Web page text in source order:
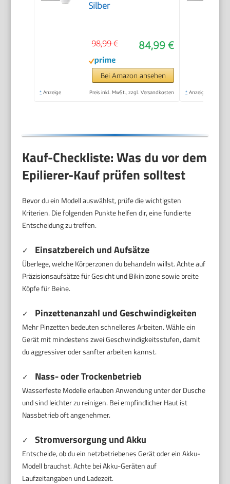
Silber
84,99 €
98,99 €
Bei Amazon ansehen
* Anzeige Preis inkl. MwSt., zzgl. Versandkosten * Anzeige
Kauf-Checkliste: Was du vor dem
Epilierer-Kauf prüfen solltest
Bevor du ein Modell auswählst, prüfe die wichtigsten
Kriterien. Die folgenden Punkte helfen dir, eine fundierte
Entscheidung zu treffen.
✓ Einsatzbereich und Aufsätze
Überlege, welche Körperzonen du behandeln willst. Achte auf
Präzisionsaufsätze für Gesicht und Bikinizone sowie breite
Köpfe für Beine.
✓ Pinzettenanzahl und Geschwindigkeiten
Mehr Pinzetten bedeuten schnelleres Arbeiten. Wähle ein
Gerät mit mindestens zwei Geschwindigkeitsstufen, damit
du aggressiver oder sanfter arbeiten kannst.
✓ Nass- oder Trockenbetrieb
Wasserfeste Modelle erlauben Anwendung unter der Dusche
und sind leichter zu reinigen. Bei empfindlicher Haut ist
Nassbetrieb oft angenehmer.
✓ Stromversorgung und Akku
Entscheide, ob du ein netzbetriebenes Gerät oder ein Akku-
Modell brauchst. Achte bei Akku-Geräten auf
Laufzeitangaben und Ladezeit.